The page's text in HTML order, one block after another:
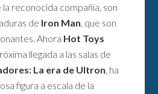
reconocida compañía, son
de Iron Man , que son
Ahora Hot Toys
llegada a las salas de
La era de Ultron , ha
figura a escala de la